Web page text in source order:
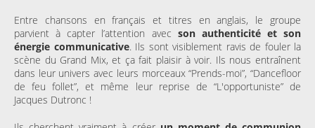
Entre chansons en français et titres en anglais, le groupe
parvient à capter l’attention avec son authenticité et son
énergie communicative. Ils sont visiblement ravis de fouler la
scène du Grand Mix, et ça fait plaisir à voir. Ils nous entraînent
dans leur univers avec leurs morceaux “Prends-moi”, “Dancefloor
de feu follet”, et même leur reprise de “L'opportuniste” de
Jacques Dutronc !